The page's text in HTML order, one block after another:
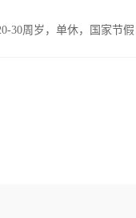
30周岁，单休，国家节